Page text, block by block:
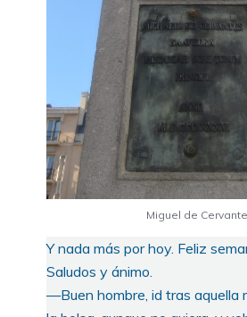
Miguel de
Y nada más por hoy. Feliz
Saludos y ánimo.
—Buen hombre, id tras aquella